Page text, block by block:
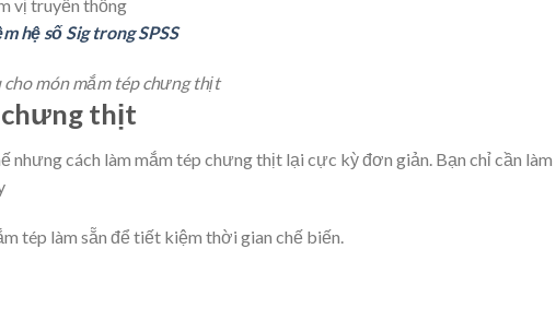
hệ số Sig trong SPSS
món mắm tép chưng thịt
chưng thịt
nhưng cách làm mắm tép chưng thịt lại cực kỳ đơn giản. Bạn chỉ cần làm
tép làm sẵn để tiết kiệm thời gian chế biến.